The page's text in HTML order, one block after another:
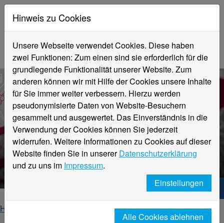
Kalendereinträge
Hochschule Niederrhein. Dein Weg.
Home
Gleichstellung
Events
Hinweis zu Cookies
Unsere Webseite verwendet Cookies. Diese haben
zwei Funktionen: Zum einen sind sie erforderlich für die
grundlegende Funktionalität unserer Website. Zum
anderen können wir mit Hilfe der Cookies unsere Inhalte
für Sie immer weiter verbessern. Hierzu werden
pseudonymisierte Daten von Website-Besuchern
gesammelt und ausgewertet. Das Einverständnis in die
Verwendung der Cookies können Sie jederzeit
widerrufen. Weitere Informationen zu Cookies auf dieser
Website finden Sie in unsererDatenschutzerklärung
und zu uns im Impressum.
Einstellungen
Alle Cookies ablehnen